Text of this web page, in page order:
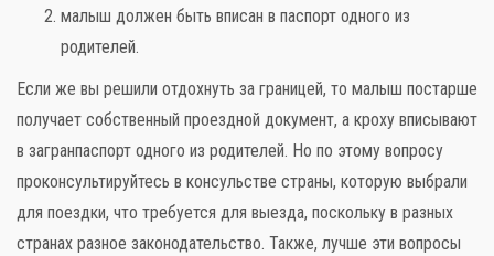
малыш должен быть вписан в паспорт одного из
родителей.
Если же вы решили отдохнуть за границей, то малыш постарше
получает собственный проездной документ, а кроху вписывают
в загранпаспорт одного из родителей. Но по этому вопросу
проконсультируйтесь в консульстве страны, которую выбрали
для поездки, что требуется для выезда, поскольку в разных
странах разное законодательство. Также, лучше эти вопросы